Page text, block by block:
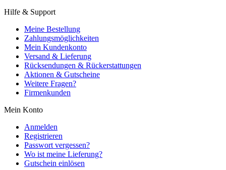
Hilfe & Support
Meine Bestellung
Zahlungsmöglichkeiten
Mein Kundenkonto
Versand & Lieferung
Rücksendungen & Rückerstattungen
Aktionen & Gutscheine
Weitere Fragen?
Firmenkunden
Mein Konto
Anmelden
Registrieren
Passwort vergessen?
Wo ist meine Lieferung?
Gutschein einlösen